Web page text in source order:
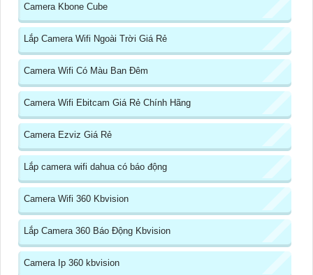
Camera Kbone Cube
Lắp Camera Wifi Ngoài Trời Giá Rẻ
Camera Wifi Có Màu Ban Đêm
Camera Wifi Ebitcam Giá Rẻ Chính Hãng
Camera Ezviz Giá Rẻ
Lắp camera wifi dahua có báo động
Camera Wifi 360 Kbvision
Lắp Camera 360 Báo Động Kbvision
Camera Ip 360 kbvision